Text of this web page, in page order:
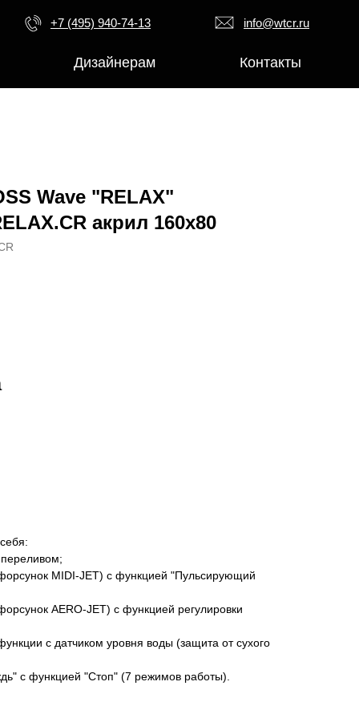
+7 (495) 940-74-13 info@wtcr.ru
Дизайнерам Контакты
Wave "RELAX"
акрил 160х80
MIDI-JET) с функцией "Пульсирующий
AERO-JET) с функцией регулировки
с датчиком уровня воды (защита от сухого
с функцией "Стоп" (7 режимов работы).